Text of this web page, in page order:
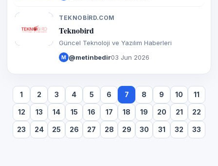
T
TEKNOBIRD.COM
Teknobird
Güncel Teknoloji ve Yazılım Haberleri
M @metinbedir03 Jun 2026
1 2 3 4 5 6 7 8 9 10 11
12 13 14 15 16 17 18 19 20 21 22
23 24 25 26 27 28 29 30 31 32 33